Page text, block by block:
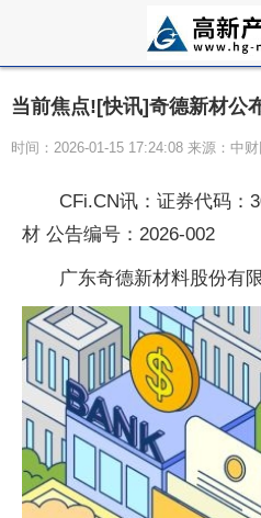
当前焦点![快讯]奇德新材公
时间：2026-01-15 17:24:08 来源：中财
CFi.CN讯：证券代码：
材 公告编号：2026-002
广东奇德新材料股份有